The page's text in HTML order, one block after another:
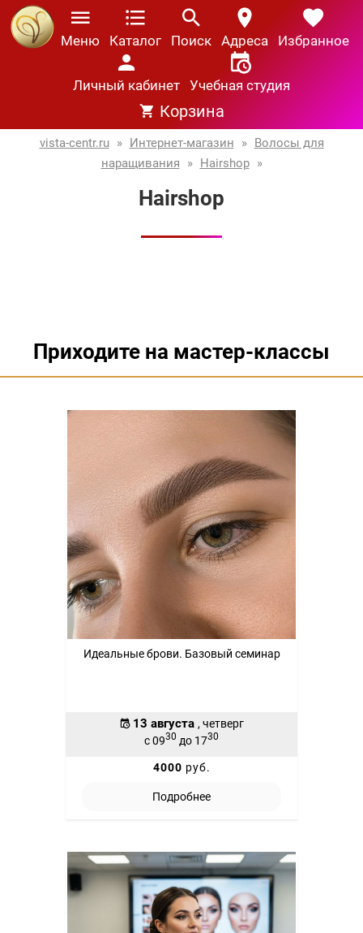
Меню Каталог Поиск Адреса Избранное
Личный кабинет Учебная студия
Корзина
vista-centr.ru » Интернет-магазин » Волосы для
наращивания
» Hairshop »
Hairshop
Приходите на мастер-классы
Идеальные брови. Базовый семинар
13 августа , четверг
с 0930 до 1730
4000 руб.
Подробнее